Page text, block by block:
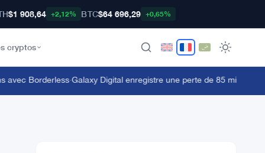
$1 908,64 +2,12% BTC$64 696,29 +0,65%
cryptos
Borderless·Galaxy Digital enregistre une perte de 85 millions au